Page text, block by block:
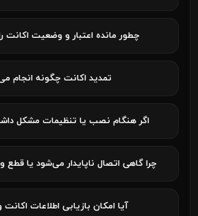
چطور مانده اعتبار و وضعیت اکانت
تمدید اکانت چگونه انجام
اگر هنگام نصب یا تنظیمات مشکل
چرا گاهی اتصال ناپایدار می‌شود یا
آیا امکان بازیابی اطلاعات اکانت